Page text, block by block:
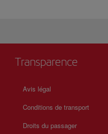
Transparence
Avis légal
Conditions de transport
Droits du passager